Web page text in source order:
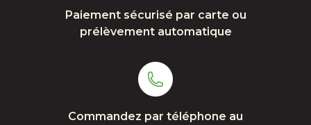
Paiement sécurisé par carte ou
prélèvement automatique
Commandez par téléphone au